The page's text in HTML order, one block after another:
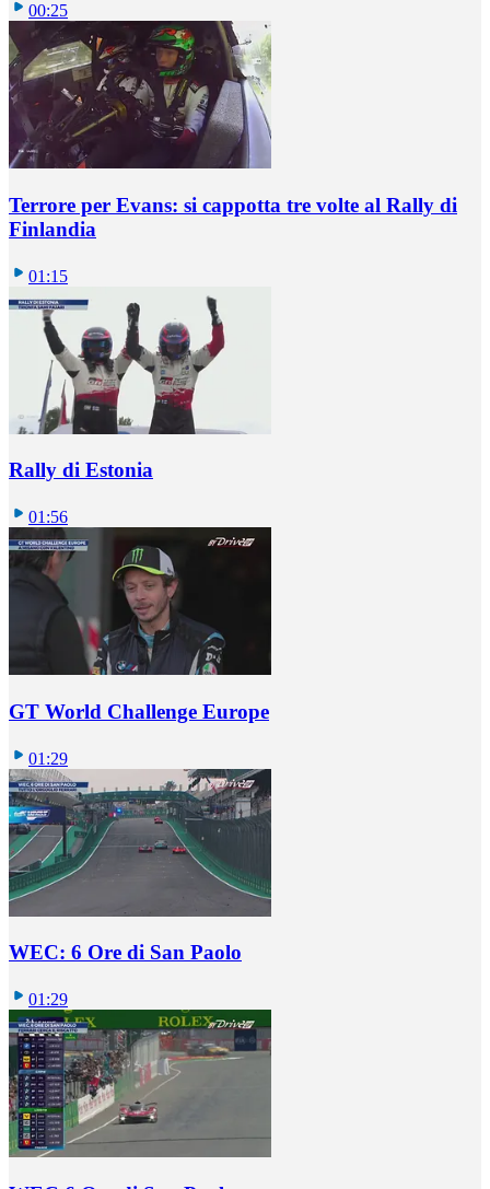
00:25
Terrore per Evans: si cappotta tre volte al Rally di
Finlandia
01:15
Rally di Estonia
01:56
GT World Challenge Europe
01:29
WEC: 6 Ore di San Paolo
01:29